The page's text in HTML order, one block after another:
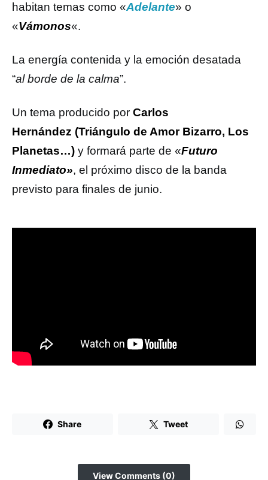
habitan temas como «Adelante» o
«Vámonos«.
La energía contenida y la emoción desatada
“al borde de la calma”.
Un tema producido por Carlos
Hernández (Triángulo de Amor Bizarro, Los
Planetas…) y formará parte de «Futuro
Inmediato», el próximo disco de la banda
previsto para finales de junio.
Share Tweet
View Comments (0)